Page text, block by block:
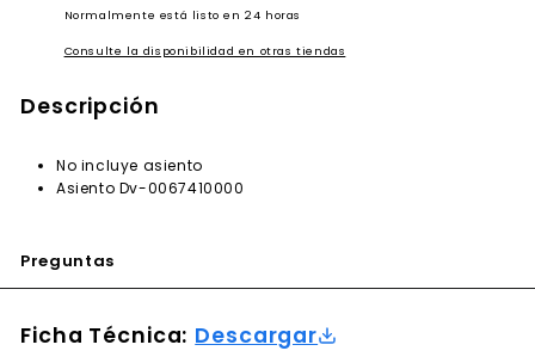
Normalmente está listo en 24 horas
Consulte la disponibilidad en otras tiendas
Descripción
No incluye asiento
Asiento Dv-0067410000
Preguntas
Ficha Técnica: Descargar